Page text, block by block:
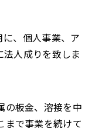
、個人事業、ア
人成りを致しま
の板金、溶接を中
まで事業を続けて